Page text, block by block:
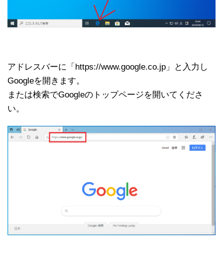
アドレスバーに「https://www.google.co.jp」と入力し
Googleを開きます。
または検索でGoogleのトップページを開いてくださ
い。